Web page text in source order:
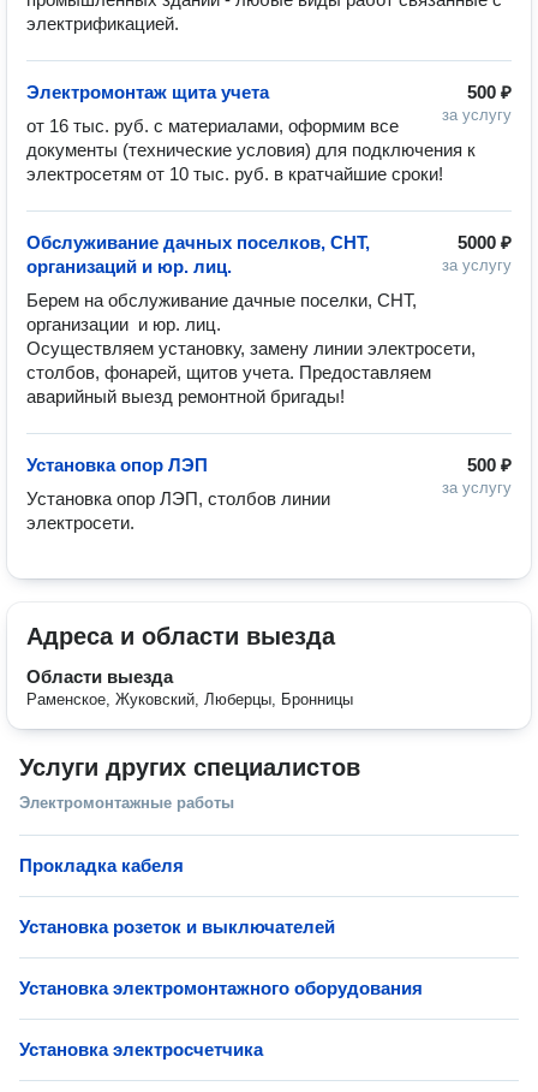
электрификацией.
500 ₽
за услугу
Электромонтаж щита учета
от 16 тыс. руб. с материалами, оформим все
документы (технические условия) для подключения к
электросетям от 10 тыс. руб. в кратчайшие сроки!
5000 ₽
за услугу
Обслуживание дачных поселков, СНТ,
организаций и юр. лиц.
Берем на обслуживание дачные поселки, СНТ,
организации  и юр. лиц.
Осуществляем установку, замену линии электросети,
столбов, фонарей, щитов учета. Предоставляем
аварийный выезд ремонтной бригады!
500 ₽
за услугу
Установка опор ЛЭП
Установка опор ЛЭП, столбов линии
электросети.
Адреса и области выезда
Области выезда
Раменское, Жуковский, Люберцы, Бронницы
Услуги других специалистов
Электромонтажные работы
Прокладка кабеля
Установка розеток и выключателей
Установка электромонтажного оборудования
Установка электросчетчика